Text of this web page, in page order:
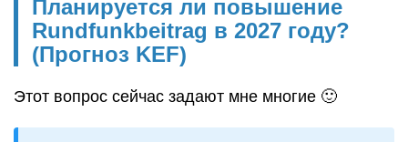
Планируется ли повышение
Rundfunkbeitrag в 2027 году?
(Прогноз KEF)
Этот вопрос сейчас задают мне многие 🙂